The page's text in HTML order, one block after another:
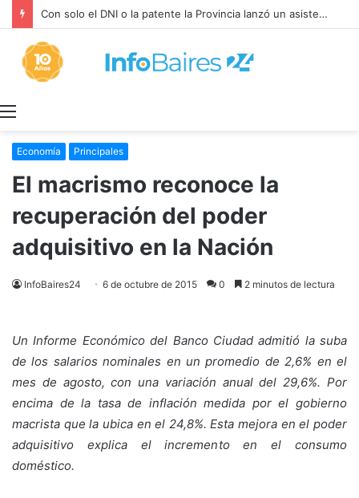
Con solo el DNI o la patente la Provincia lanzó un asistente virtual para consultar infracciones en segundos
Economía Principales
El macrismo reconoce la
recuperación del poder
adquisitivo en la Nación
InfoBaires24 6 de octubre de 2015 0 2 minutos de lectura
Un Informe Económico del Banco Ciudad admitió la suba
de los salarios nominales en un promedio de 2,6% en el
mes de agosto, con una variación anual del 29,6%. Por
encima de la tasa de inflación medida por el gobierno
macrista que la ubica en el 24,8%. Esta mejora en el poder
adquisitivo explica el incremento en el consumo
doméstico.